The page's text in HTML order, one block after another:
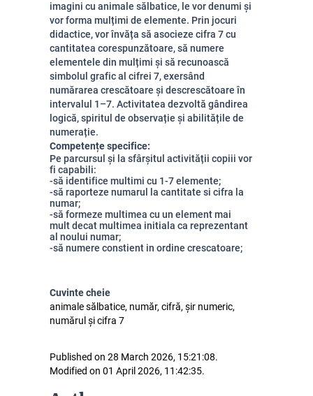
imagini cu animale sălbatice, le vor denumi și
vor forma mulțimi de elemente. Prin jocuri
didactice, vor învăța să asocieze cifra 7 cu
cantitatea corespunzătoare, să numere
elementele din mulțimi și să recunoască
simbolul grafic al cifrei 7, exersând
numărarea crescătoare și descrescătoare în
intervalul 1–7. Activitatea dezvoltă gândirea
logică, spiritul de observație și abilitățile de
numerație.
Competențe specifice:
Pe parcursul și la sfârșitul activității copiii vor
fi capabili:
-să identifice multimi cu 1-7 elemente;
-să raporteze numarul la cantitate si cifra la
numar;
-să formeze multimea cu un element mai
mult decat multimea initiala ca reprezentant
al noului numar;
-să numere constient in ordine crescatoare;
Cuvinte cheie
animale sălbatice, număr, cifră, șir numeric,
numărul și cifra 7
Published on 28 March 2026, 15:21:08.
Modified on 01 April 2026, 11:42:35.